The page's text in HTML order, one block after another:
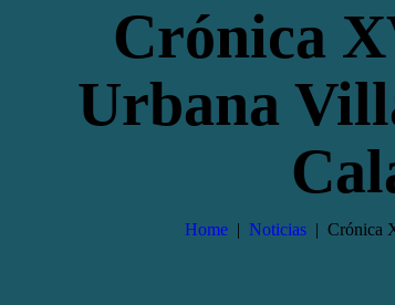
Crónica
Urbana
Home Noticias Crónica